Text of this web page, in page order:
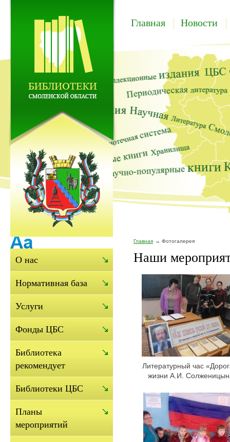
Главная Новости
Главная Фотогалерея
Наши
Литературный час
жизни А.И.
О нас
Нормативная база
Услуги
Фонды ЦБС
Библиотека
рекомендует
Библиотеки ЦБС
Планы
мероприятий